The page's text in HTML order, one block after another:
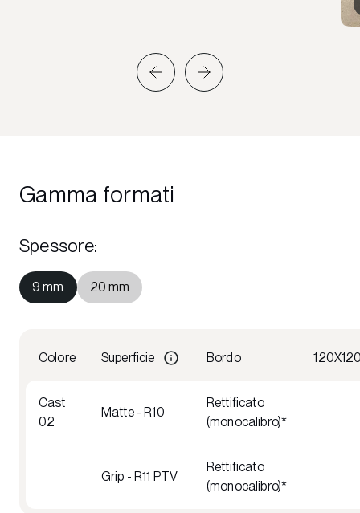
Gamma formati
Spessore:
9 mm 20 mm
Colore Superficie Bordo
Cast
02
Matte - R10
Rettificato
(monocalibro)*
Grip - R11 PTV
Rettificato
(monocalibro)*